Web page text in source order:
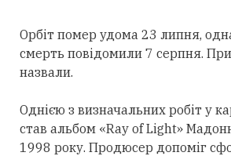
Орбіт помер удома 23 липня,
смерть повідомили 7 серпня.
назвали.
Однією з визначальних робіт у
став альбом «Ray of Light»
1998 року. Продюсер допоміг